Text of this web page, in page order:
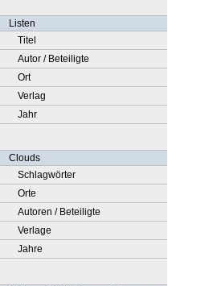
Listen
Titel
Autor / Beteiligte
Ort
Verlag
Jahr
Clouds
Schlagwörter
Orte
Autoren / Beteiligte
Verlage
Jahre